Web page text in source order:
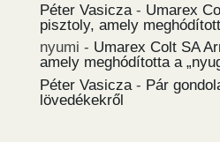
Péter Vasicza - Umarex
pisztoly, amely
nyumi - Umarex Colt SA
amely meghódította a
Péter Vasicza - Pár
lövedékekről